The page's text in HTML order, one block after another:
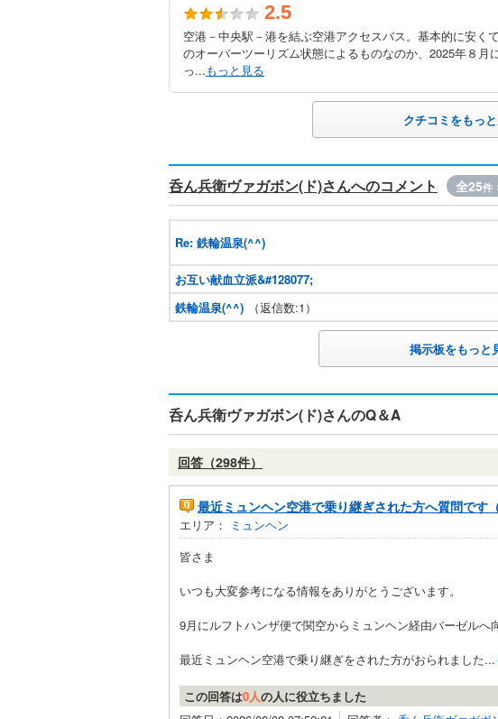
2.5
空港－中央駅－港を結ぶ空港アクセスバス。基本的に安く
のオーバーツーリズム状態によるものなのか、2025年８月
っ...もっと見る
クチコミをもっ
呑ん兵衛ヴァガボン(ド)さんへのコメント 全25件
Re: 鉄輪温泉(^^)
お互い献血立派&#128077;
鉄輪温泉(^^)
（返信数:1）
掲示板をもっと
呑ん兵衛ヴァガボン(ド)さんのQ＆A
回答（298件）
最近ミュンヘン空港で乗り継ぎされた方へ質問です
エリア：
ミュンヘン
皆さま
いつも大変参考になる情報をありがとうございます。
9月にルフトハンザ便で関空からミュンヘン経由バーゼルへ
最近ミュンヘン空港で乗り継ぎをされた方がおられました...
この回答は0人の人に役立ちました